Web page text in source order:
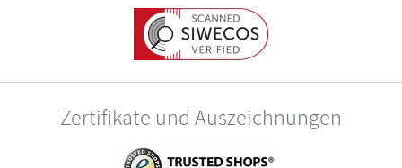
Zertifikate und Auszeichnungen